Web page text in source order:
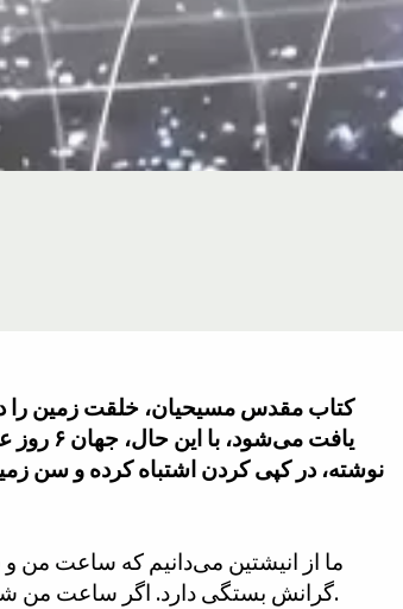
کتاب مقدس مسیحیان، خلقت زمین را
ما از انیشتین می‌دانیم که ساعت
گرانش بستگی دارد. اگر ساعت من شتاب بگیرد و/یا در یک میدان گرانشی قوی قرار گیرد، کندتر از ساعت شما کار خواهد کرد.